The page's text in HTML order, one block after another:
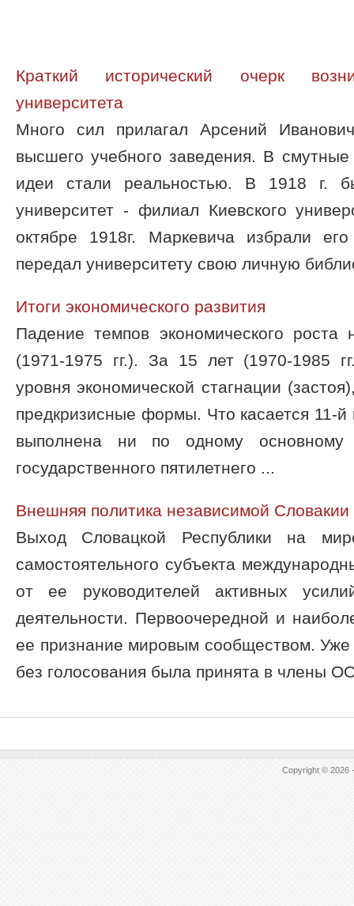
Краткий исторический очерк
университета
Много сил прилагал Арсений
высшего учебного заведения. В
идеи стали реальностью. В 1918 г.
университет - филиал Киевского
октябре 1918г. Маркевича избрали
передал университету свою личную
Итоги экономического развития
Падение темпов экономического роста
(1971-1975 гг.). За 15 лет (1970-1985
уровня экономической стагнации
предкризисные формы. Что касается 11-й
выполнена ни по одному основному
государственного пятилетнего ...
Внешняя политика независимой Словакии
Выход Словацкой Республики на
самостоятельного субъекта
от ее руководителей активных
деятельности. Первоочередной и
ее признание мировым сообществом. Уже
без голосования была принята в члены
Copyright © 2026